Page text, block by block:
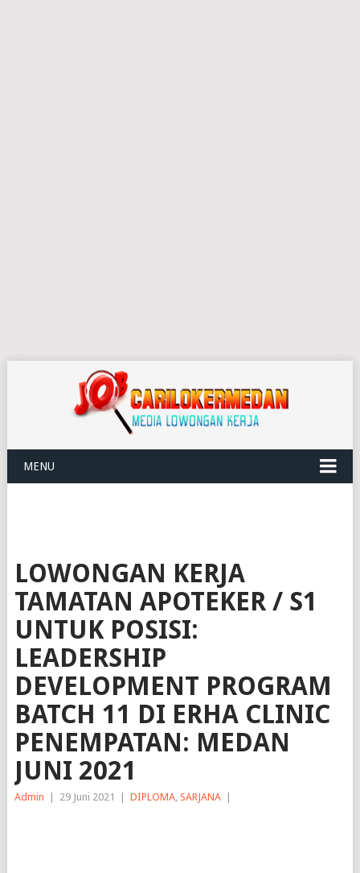
MENU
LOWONGAN KERJA
TAMATAN APOTEKER / S1
UNTUK POSISI:
LEADERSHIP
DEVELOPMENT PROGRAM
BATCH 11 DI ERHA CLINIC
PENEMPATAN: MEDAN
JUNI 2021
Admin 29 Juni 2021 DIPLOMA, SARJANA